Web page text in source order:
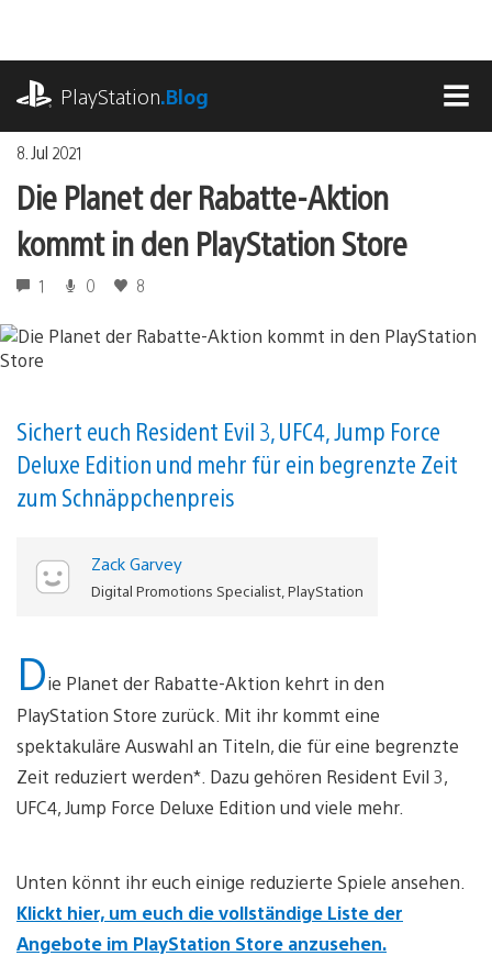
springen
PlayStation.Blog
8. Jul 2021
Die Planet der Rabatte-Aktion
kommt in den PlayStation Store
1 0 8
Sichert euch Resident Evil 3, UFC4, Jump Force
Deluxe Edition und mehr für ein begrenzte Zeit
zum Schnäppchenpreis
Zack Garvey
Digital Promotions Specialist, PlayStation
Die Planet der Rabatte-Aktion kehrt in den
PlayStation Store zurück. Mit ihr kommt eine
spektakuläre Auswahl an Titeln, die für eine begrenzte
Zeit reduziert werden*. Dazu gehören Resident Evil 3,
UFC4, Jump Force Deluxe Edition und viele mehr.
Unten könnt ihr euch einige reduzierte Spiele ansehen.
Klickt hier, um euch die vollständige Liste der
Angebote im PlayStation Store anzusehen.